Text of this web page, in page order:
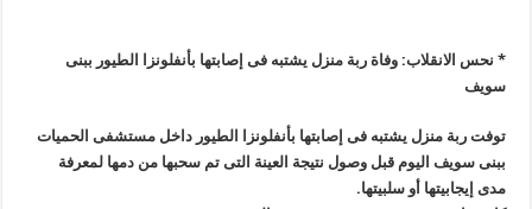
* نحس الانقلاب: وفاة ربة منزل يشتبه فى إصابتها بأنفلونزا الطيور ببنى
سويف
توفت ربة منزل يشتبه فى إصابتها بأنفلونزا الطيور داخل مستشفى الحميات
ببنى سويف اليوم قبل وصول نتيجة العينة التى تم سحبها من دمها لمعرفة
مدى إيجابيتها أو سلبيتها.